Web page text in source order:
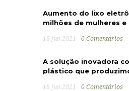
Aumento do lixo
milhões de mulheres e
18 jun 2021 0 Comentários
A solução inovadora
plástico que
18 jun 2021 0 Comentários